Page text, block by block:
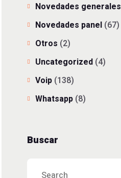
Novedades generales
Novedades panel (67)
Otros (2)
Uncategorized (4)
Voip (138)
Whatsapp (8)
Buscar